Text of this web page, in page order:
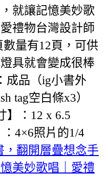
就讓記憶美妙歌
禮物台灣設計師
量有12頁，可供
具就會變成很棒
成品（ig小書外
tag空白條x3）
】：12 x 6.5
4×6照片的1/4
，翻開層疊想念手
美妙歌唱｜愛禮